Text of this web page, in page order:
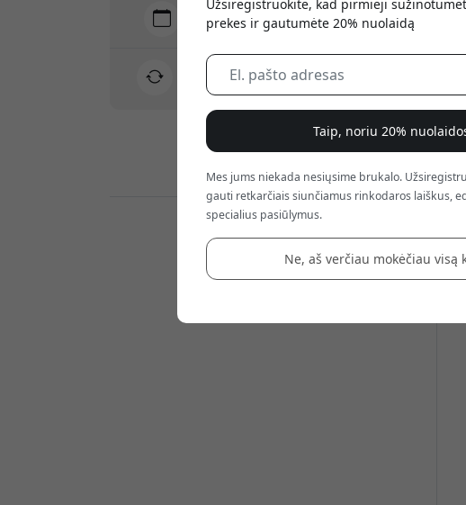
Pristatymas 7-11 rugpjūtis
Greitas ir atsekamas pristatymas
30 dienų grąžinimo teisė
Paprastas grąžinimas – jokių rūpesčių
Mažmenininkai:
Užsiregistruokite, kad pirmieji
prekes ir gautumėte 20% nuolaidą
Taip, noriu 20%
Mes jums niekada nesiųsime brukalo.
gauti retkarčiais siunčiamus rinkodaros laiškus,
specialius pasiūlymus.
Ne, aš verčiau mokėčiau visą